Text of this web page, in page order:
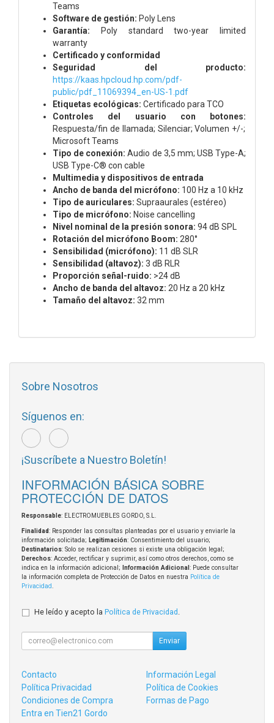
Teams
Software de gestión: Poly Lens
Garantía: Poly standard two-year limited
warranty
Certificado y conformidad
Seguridad del producto:
https://kaas.hpcloud.hp.com/pdf-
public/pdf_11069394_en-US-1.pdf
Etiquetas ecológicas: Certificado para TCO
Controles del usuario con botones:
Respuesta/fin de llamada; Silenciar; Volumen +/-;
Microsoft Teams
Tipo de conexión: Audio de 3,5 mm; USB Type-A;
USB Type-C® con cable
Multimedia y dispositivos de entrada
Ancho de banda del micrófono: 100 Hz a 10 kHz
Tipo de auriculares: Supraaurales (estéreo)
Tipo de micrófono: Noise cancelling
Nivel nominal de la presión sonora: 94 dB SPL
Rotación del micrófono Boom: 280°
Sensibilidad (micrófono): 11 dB SLR
Sensibilidad (altavoz): 3 dB RLR
Proporción señal-ruido: >24 dB
Ancho de banda del altavoz: 20 Hz a 20 kHz
Tamaño del altavoz: 32 mm
Sobre Nosotros
Síguenos en:
¡Suscríbete a Nuestro Boletín!
INFORMACIÓN BÁSICA SOBRE
PROTECCIÓN DE DATOS
Responsable: ELECTROMUEBLES GORDO, S.L.
Finalidad: Responder las consultas planteadas por el usuario y enviarle la
información solicitada; Legitimación: Consentimiento del usuario;
Destinatarios: Solo se realizan cesiones si existe una obligación legal;
Derechos: Acceder, rectificar y suprimir, así como otros derechos, como se
indica en la información adicional;
Información Adicional : Puede consultar
la información completa de Protección de Datos en nuestra Política de
Privacidad
He leído y acepto la Política de Privacidad
Enviar
Contacto
Información Legal
Política Privacidad
Política de Cookies
Condiciones de Compra
Formas de Pago
Entra en Tien21 Gordo